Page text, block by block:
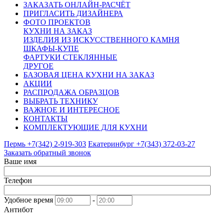
ЗАКАЗАТЬ ОНЛАЙН-РАСЧЁТ
ПРИГЛАСИТЬ ДИЗАЙНЕРА
ФОТО ПРОЕКТОВ
КУХНИ НА ЗАКАЗ
ИЗДЕЛИЯ ИЗ ИСКУССТВЕННОГО КАМНЯ
ШКАФЫ-КУПЕ
ФАРТУКИ СТЕКЛЯННЫЕ
ДРУГОЕ
БАЗОВАЯ ЦЕНА КУХНИ НА ЗАКАЗ
АКЦИИ
РАСПРОДАЖА ОБРАЗЦОВ
ВЫБРАТЬ ТЕХНИКУ
ВАЖНОЕ И ИНТЕРЕСНОЕ
КОНТАКТЫ
КОМПЛЕКТУЮЩИЕ ДЛЯ КУХНИ
Пермь +7(342) 2-919-303 Екатеринбург +7(343) 372-03-27
Заказать обратный звонок
Ваше имя
Телефон
Удобное время
-
Антибот